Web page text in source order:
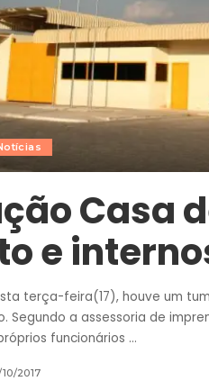
Casa
e
terça-feira(17), houve um
Segundo a assessoria de
funcionários ...
10/2017